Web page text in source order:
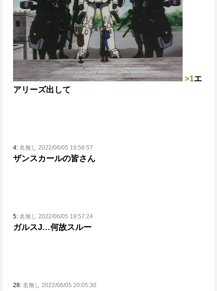
>1エ
アリーズ出して
4: 名無し 2022/06/05 19:56:57
ザンスカールの皆さん
5: 名無し 2022/06/05 19:57:24
ガルスJ…何故スルー
28: 名無し 2022/06/05 20:05:30